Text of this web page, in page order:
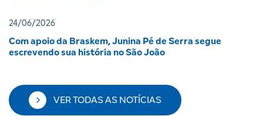
24/06/2026
Com apoio da Braskem, Junina Pé de Serra segue
escrevendo sua história no São João
VER TODAS AS NOTÍCIAS